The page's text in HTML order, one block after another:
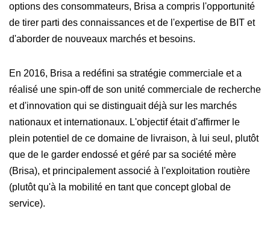
options des consommateurs, Brisa a compris l'opportunité
de tirer parti des connaissances et de l'expertise de BIT et
d'aborder de nouveaux marchés et besoins.
En 2016, Brisa a redéfini sa stratégie commerciale et a
réalisé une spin-off de son unité commerciale de recherche
et d'innovation qui se distinguait déjà sur les marchés
nationaux et internationaux. L'objectif était d'affirmer le
plein potentiel de ce domaine de livraison, à lui seul, plutôt
que de le garder endossé et géré par sa société mère
(Brisa), et principalement associé à l'exploitation routière
(plutôt qu'à la mobilité en tant que concept global de
service).